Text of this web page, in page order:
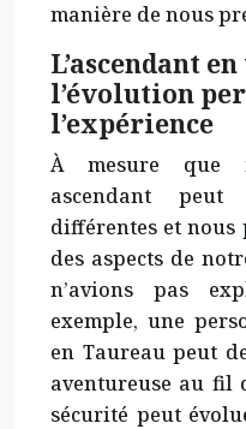
manière de nous
L’ascendant
l’évolution
l’expérience
À mesure que
ascendant
différentes et nous
des aspects de
n’avions pas
exemple, une
en Taureau peut
aventureuse au fil
sécurité peut